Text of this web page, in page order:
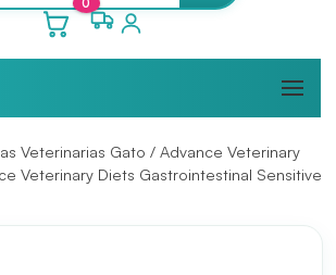
0
Veterinarias Gato / Advance Veterinary
Veterinary Diets Gastrointestinal Sensitive